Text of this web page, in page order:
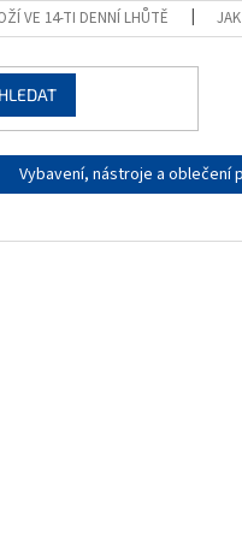
VE 14-TI DENNÍ LHŮTĚ
HLEDAT
Vybavení, nástroje a oblečení